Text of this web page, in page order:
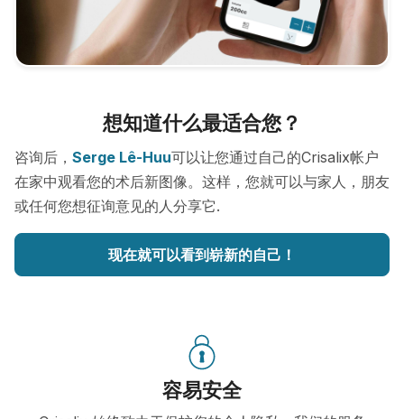
想知道什么最适合您？
咨询后， Serge Lê-Huu可以让您通过自己的Crisalix帐户
在家中观看您的术后新图像。这样，您就可以与家人，朋友
或任何您想征询意见的人分享它.
现在就可以看到崭新的自己！
容易安全